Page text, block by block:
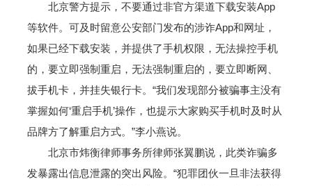
北京警方提示，不要通过非官方渠道下载安装App
等软件。可及时留意公安部门发布的涉诈App和网址，
如果已经下载安装，并提供了手机权限，无法操控手机
的，要立即强制重启，无法强制重启的，要立即断网、
拔手机卡，并挂失银行卡。“我们发现部分被骗事主没有
掌握如何‘重启手机’操作，也提示大家购买手机时及时从
品牌方了解重启方式。”李小燕说。
北京市炜衡律师事务所律师张翼鹏说，此类诈骗多
发暴露出信息泄露的突出风险。“犯罪团伙一旦非法获得